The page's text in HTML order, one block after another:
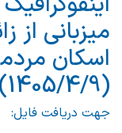
میزبانی از
اسکان
(1405/4/9)
جهت دریافت فایل: